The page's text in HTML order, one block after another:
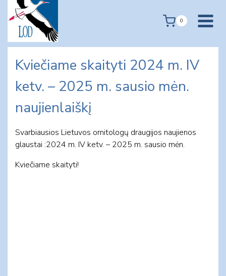
content
0
Kviečiame skaityti 2024 m. IV
ketv. – 2025 m. sausio mėn.
naujienlaiškį
Svarbiausios Lietuvos ornitologų draugijos naujienos
glaustai :2024 m. IV ketv. – 2025 m. sausio mėn.
Kviečiame skaityti!